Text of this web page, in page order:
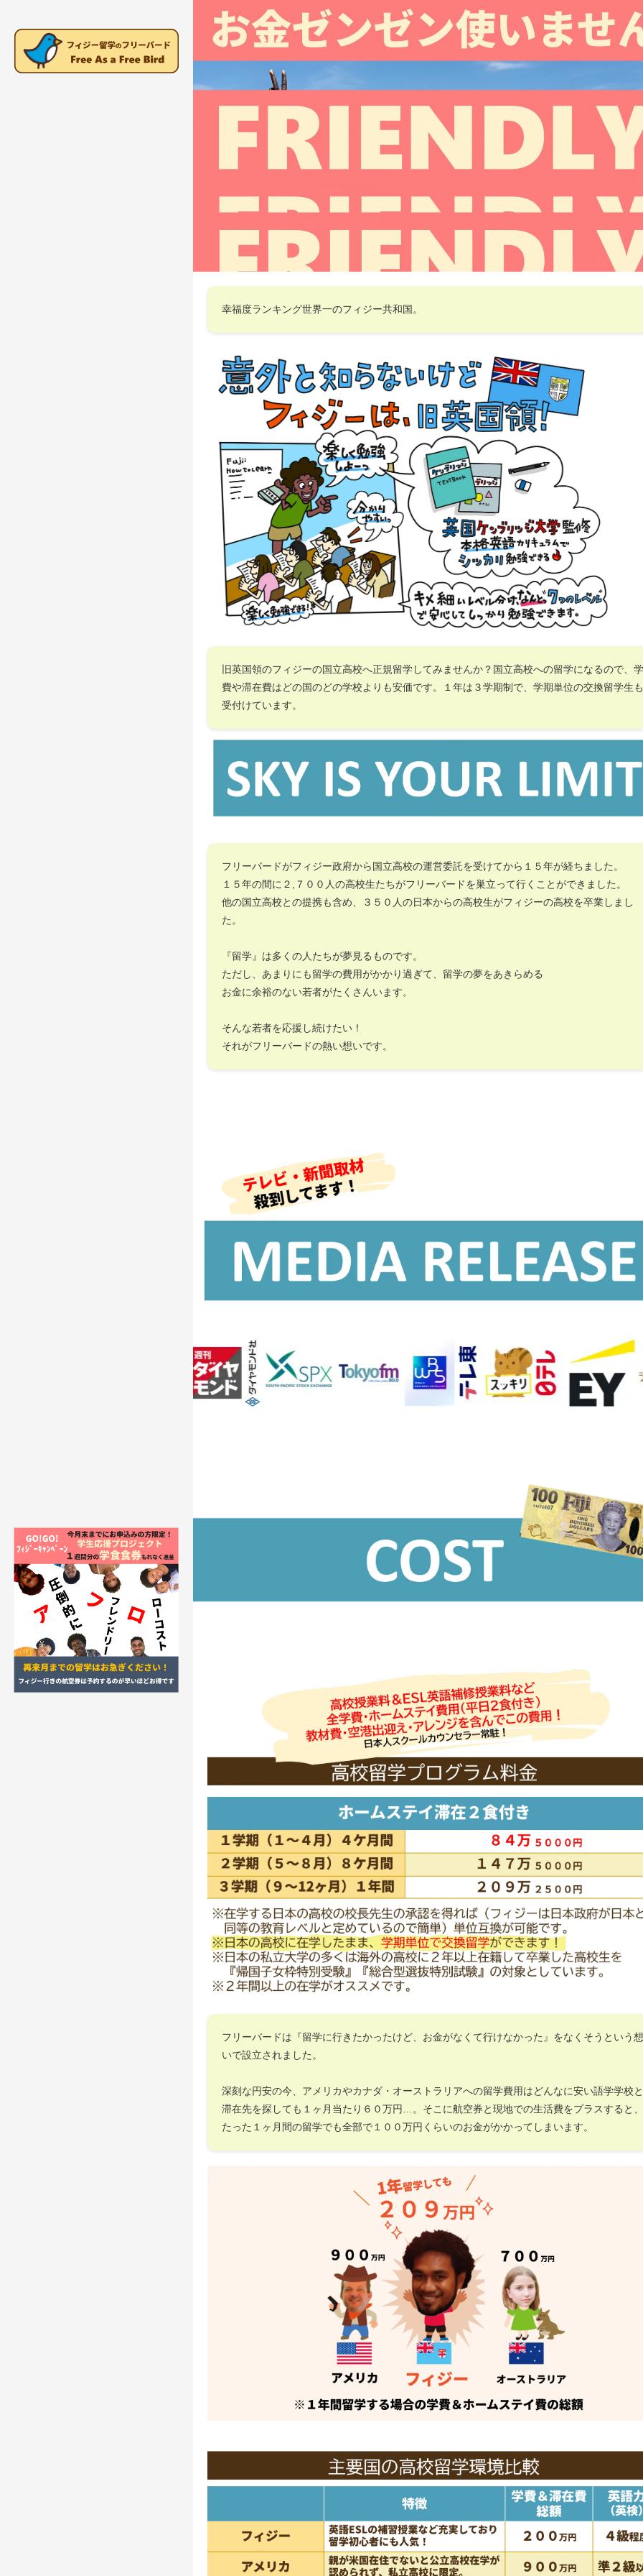
幸福度ランキング世界一のフィジー共和国。
旧英国領のフィジーの国立高校へ正規留学してみませんか？国立高校への留学になるので、学
費や滞在費はどの国のどの学校よりも安価です。１年は３学期制で、学期単位の交換留学生も
受付けています。
フリーバードがフィジー政府から国立高校の運営委託を受けてから１５年が経ちました。
１５年の間に２,７００人の高校生たちがフリーバードを巣立って行くことができました。
他の国立高校との提携も含め、３５０人の日本からの高校生がフィジーの高校を卒業しまし
た。
『留学』は多くの人たちが夢見るものです。
ただし、あまりにも留学の費用がかかり過ぎて、留学の夢をあきらめる
お金に余裕のない若者がたくさんいます。
そんな若者を応援し続けたい！
それがフリーバードの熱い想いです。
フリーバードは『留学に行きたかったけど、お金がなくて行けなかった』をなくそうという想
いで設立されました。
深刻な円安の今、アメリカやカナダ・オーストラリアへの留学費用はどんなに安い語学学校と
滞在先を探しても１ヶ月当たり６０万円…。そこに航空券と現地での生活費をプラスすると、
たった１ヶ月間の留学でも全部で１００万円くらいのお金がかかってしまいます。